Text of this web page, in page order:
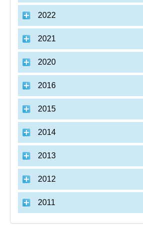
2022
2021
2020
2016
2015
2014
2013
2012
2011